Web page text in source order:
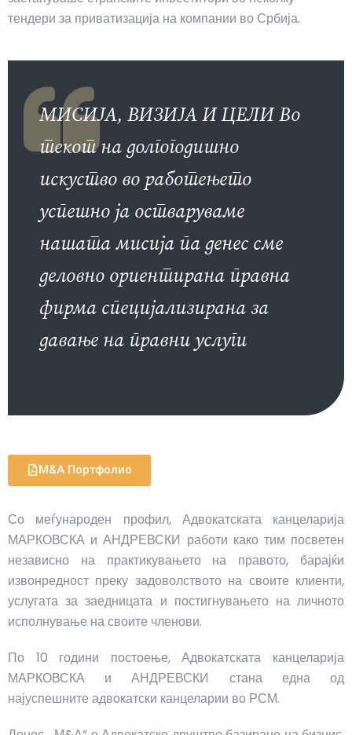
тендери за приватизација на компании во Србија.
МИСИЈА, ВИЗИЈА И ЦЕЛИ Во
текот на долгогодишно
искуство во работењето
успешно ја остваруваме
нашата мисија па денес сме
деловно ориентирана правна
фирма специјализирана за
давање на правни услуги
M&A Портфолио
Со меѓународен профил, Адвокатската канцеларија
МАРКОВСКА и АНДРЕВСКИ работи како тим посветен
независно на практикувањето на правото, барајќи
извонредност преку задоволството на своите клиенти,
услугата за заедницата и постигнувањето на личното
исполнување на своите членови.
По 10 години постоење, Адвокатската канцеларија
МАРКОВСКА и АНДРЕВСКИ стана една од
најуспешните адвокатски канцеларии во РСМ.